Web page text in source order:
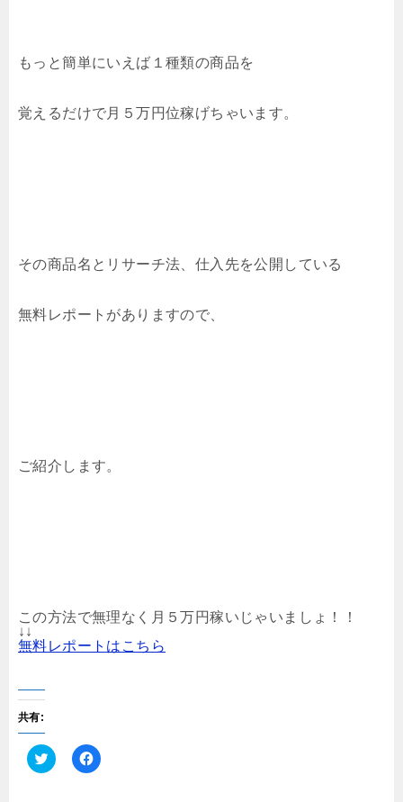
もっと簡単にいえば１種類の商品を
覚えるだけで月５万円位稼げちゃいます。
その商品名とリサーチ法、仕入先を公開している
無料レポートがありますので、
ご紹介します。
この方法で無理なく月５万円稼いじゃいましょ！！
↓↓
無料レポートはこちら
共有:
ク F